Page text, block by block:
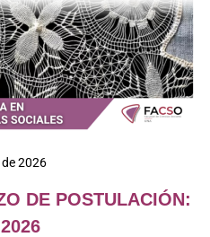
2026
DE POSTULACIÓN: